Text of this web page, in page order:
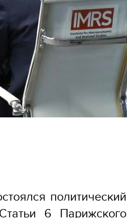
политический
6 Парижского